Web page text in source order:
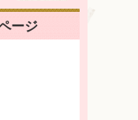
ージ